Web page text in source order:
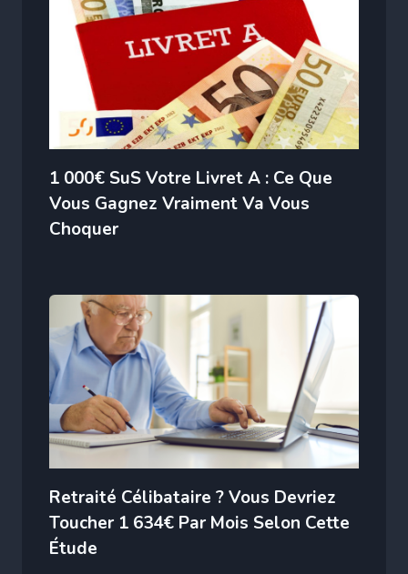
1 000€ SuS Votre Livret A : Ce Que
Vous Gagnez Vraiment Va Vous
Choquer
Retraité Célibataire ? Vous Devriez
Toucher 1 634€ Par Mois Selon Cette
Étude